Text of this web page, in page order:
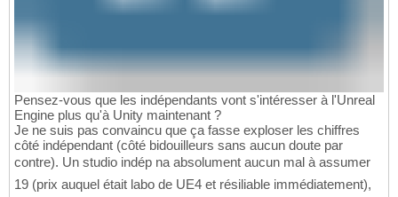
Pensez-vous que les indépendants vont s'intéresser à l'Unreal
Engine plus qu'à Unity maintenant ?
Je ne suis pas convaincu que ça fasse exploser les chiffres
côté indépendant (côté bidouilleurs sans aucun doute par
contre). Un studio indép na absolument aucun mal à assumer
19 (prix auquel était labo de UE4 et résiliable immédiatement),